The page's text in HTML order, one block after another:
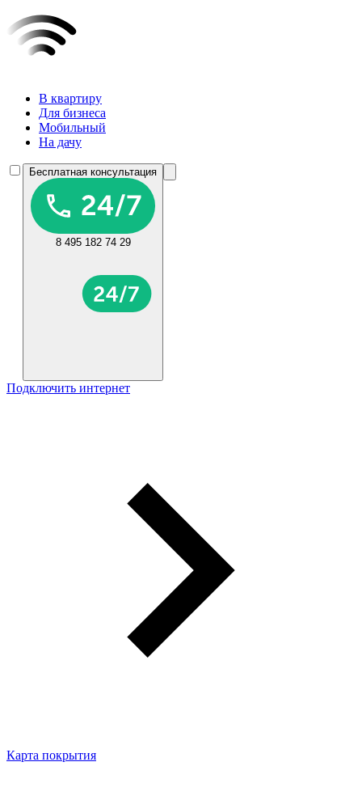
В квартиру
Для бизнеса
Мобильный
На дачу
Бесплатная консультация
8 495 182 74 29
Подключить интернет
Карта покрытия